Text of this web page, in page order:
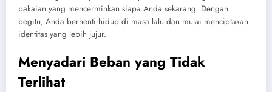
pakaian yang mencerminkan siapa Anda sekarang. Dengan
begitu, Anda berhenti hidup di masa lalu dan mulai menciptakan
identitas yang lebih jujur.
Menyadari Beban yang Tidak
Terlihat